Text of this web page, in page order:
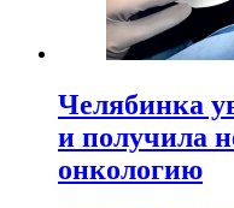
Челябинка
и получила
онкологию